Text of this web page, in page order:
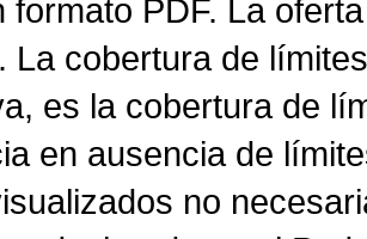
formato PDF. La
La cobertura de
es la cobertura de
en ausencia de
no